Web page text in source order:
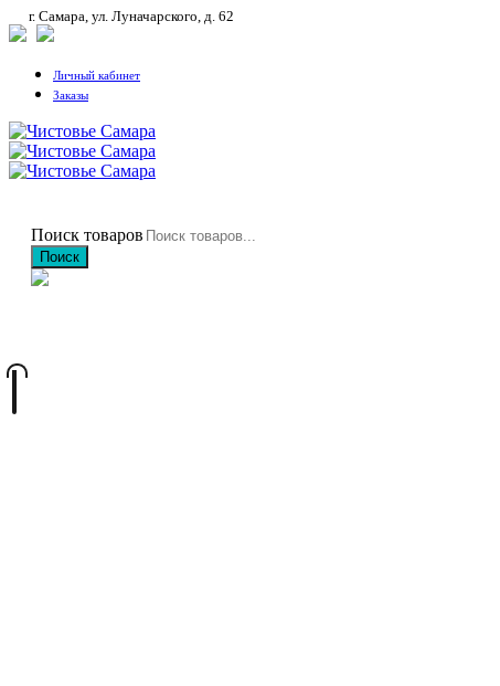
г. Самара, ул. Луначарского, д. 62
Личный кабинет
Заказы
Поиск товаров
Поиск
+7 (927) 692-85-83